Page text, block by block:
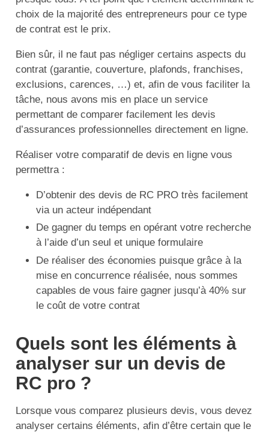
choix de la majorité des entrepreneurs pour ce type
de contrat est le prix.
Bien sûr, il ne faut pas négliger certains aspects du
contrat (garantie, couverture, plafonds, franchises,
exclusions, carences, …) et, afin de vous faciliter la
tâche, nous avons mis en place un service
permettant de comparer facilement les devis
d’assurances professionnelles directement en ligne.
Réaliser votre comparatif de devis en ligne vous
permettra :
D’obtenir des devis de RC PRO très facilement
via un acteur indépendant
De gagner du temps en opérant votre recherche
à l’aide d’un seul et unique formulaire
De réaliser des économies puisque grâce à la
mise en concurrence réalisée, nous sommes
capables de vous faire gagner jusqu’à 40% sur
le coût de votre contrat
Quels sont les éléments à
analyser sur un devis de
RC pro ?
Lorsque vous comparez plusieurs devis, vous devez
analyser certains éléments, afin d’être certain que le